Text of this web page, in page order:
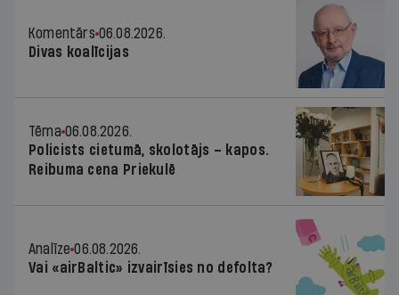
Komentārs 06.08.2026.
Divas koalīcijas
Tēma 06.08.2026.
Policists cietumā, skolotājs – kapos.
Reibuma cena Priekulē
Analīze 06.08.2026.
Vai «airBaltic» izvairīsies no defolta?